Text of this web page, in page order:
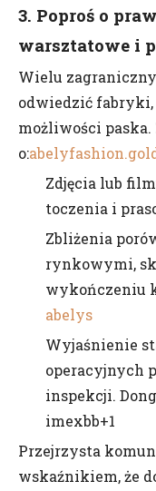
3. Poproś o
warsztatowe i
Wielu
odwiedzić fabryki,
możliwości paska.
o:
Zdjęcia lub
toczenia i
Zbliżenia
rynkowymi,
wykończeniu
abelys
Wyjaśnienie
operacyjnych
inspekcji.
imexbb+1
Przejrzysta
wskaźnikiem, że